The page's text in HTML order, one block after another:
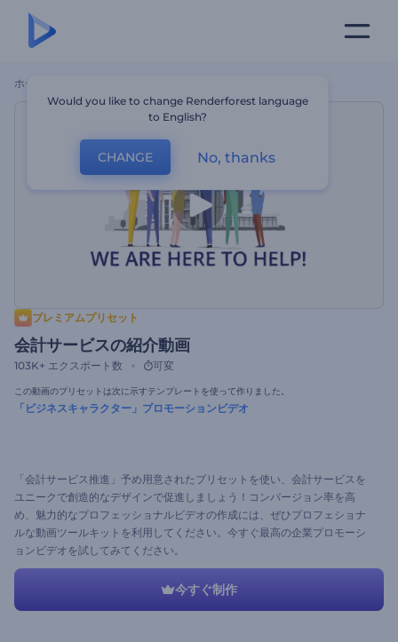
ホーム
プレミアムプリセット
会計サービスの紹介動画
103K+ エクスポート数 可変
この動画のプリセットは次に示すテンプレートを使って作りました。
「ビジネスキャラクター」プロモーションビデオ
「会計サービス推進」予め用意されたプリセットを使い、会計サービスを
ユニークで創造的なデザインで促進しましょう！コンバージョン率を高
め、魅力的なプロフェッショナルビデオの作成には、ぜひプロフェショナ
ルな動画ツールキットを利用してください。今すぐ最高の企業プロモーシ
ョンビデオを試してみてください。
今すぐ制作
Would you like to change Renderforest language
to English?
CHANGE No, thanks